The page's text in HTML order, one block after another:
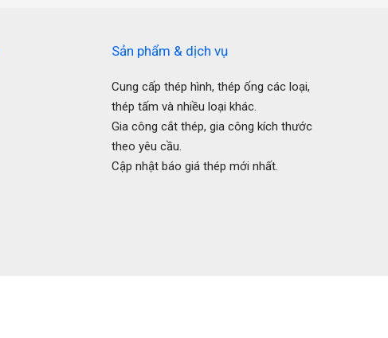
Sản phẩm & dịch vụ
Cung cấp thép hình, thép ống các loại,
thép tấm và nhiều loại khác.
Gia công cắt thép, gia công kích thước
theo yêu cầu.
Cập nhật báo giá thép mới nhất.